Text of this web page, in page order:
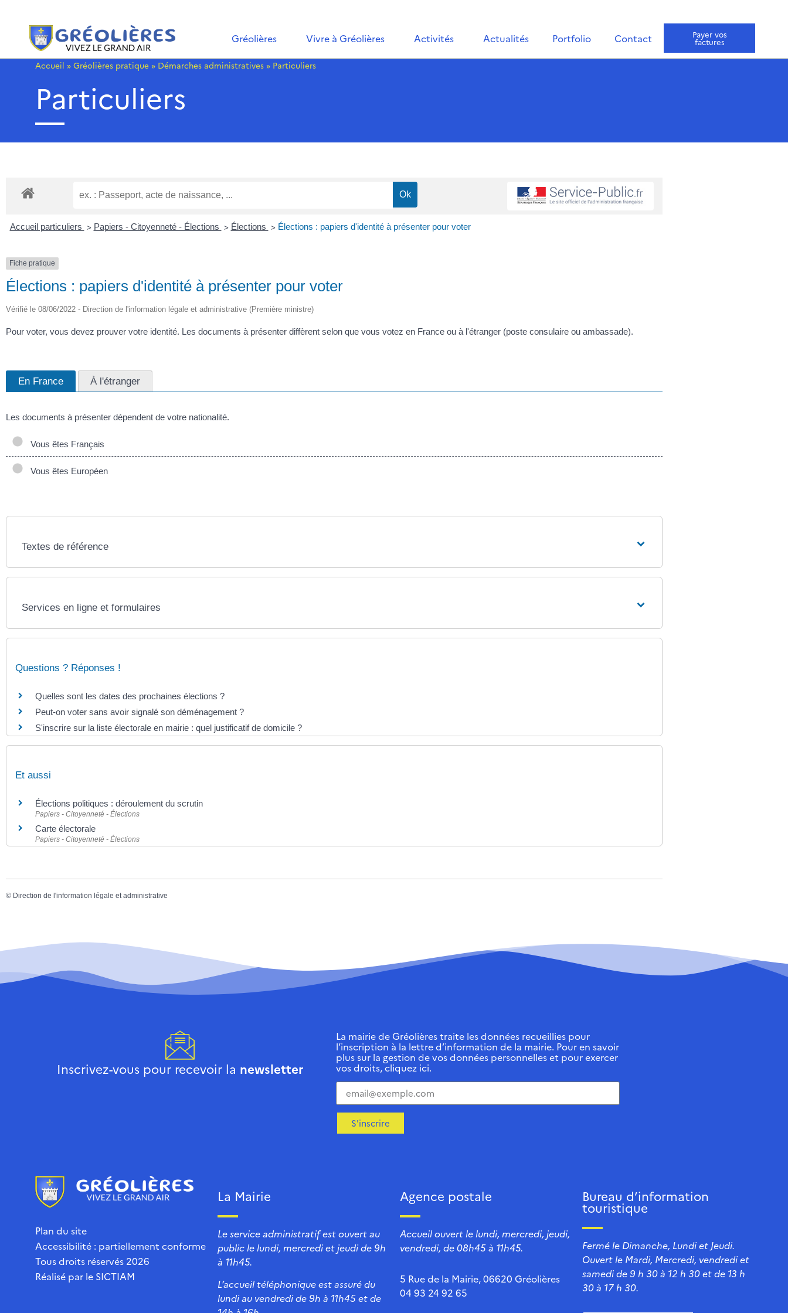
Gréolières Vivre à Gréolières Activités Actualités Portfolio Contact Payer vos
factures
Accueil » Gréolières pratique » Démarches administratives » Particuliers
Particuliers
Accueil particuliers > Papiers - Citoyenneté - Élections > Élections > Élections : papiers d'identité à présenter pour voter
Fiche pratique
Élections : papiers d'identité à présenter pour voter
Vérifié le 08/06/2022 - Direction de l'information légale et administrative (Première ministre)
Pour voter, vous devez prouver votre identité. Les documents à présenter diffèrent selon que vous votez en France ou à l'étranger (poste consulaire ou ambassade).
En France À l'étranger
Les documents à présenter dépendent de votre nationalité.
Vous êtes Français
Vous êtes Européen
Textes de référence
Services en ligne et formulaires
Questions ? Réponses !
Quelles sont les dates des prochaines élections ?
Peut-on voter sans avoir signalé son déménagement ?
S'inscrire sur la liste électorale en mairie : quel justificatif de domicile ?
Et aussi
Élections politiques : déroulement du scrutin
Papiers - Citoyenneté - Élections
Carte électorale
Papiers - Citoyenneté - Élections
© Direction de l'information légale et administrative
Inscrivez-vous pour recevoir la newsletter
La mairie de Gréolières traite les données recueillies pour
l’inscription à la lettre d’information de la mairie. Pour en savoir
plus sur la gestion de vos données personnelles et pour exercer
vos droits, cliquez ici.
S'inscrire
Plan du site
Accessibilité : partiellement conforme
Tous droits réservés 2026
Réalisé par le SICTIAM
La Mairie
Le service administratif est ouvert au
public le lundi, mercredi et jeudi de 9h
à 11h45.
L’accueil téléphonique est assuré du
lundi au vendredi de 9h à 11h45 et de
Agence postale
Accueil ouvert le lundi, mercredi, jeudi,
vendredi, de 08h45 à 11h45.
5 Rue de la Mairie, 06620 Gréolières
04 93 24 92 65
Bureau d’information
touristique
Fermé le Dimanche, Lundi et Jeudi.
Ouvert le Mardi, Mercredi, vendredi et
samedi de 9 h 30 à 12 h 30 et de 13 h
30 à 17 h 30.